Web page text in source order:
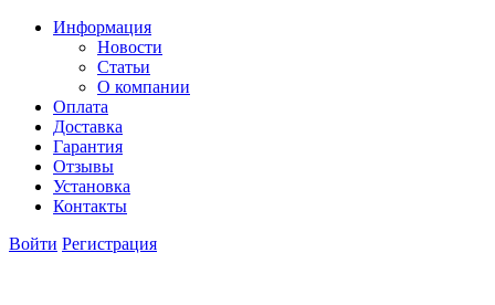
Информация
Новости
Статьи
О компании
Оплата
Доставка
Гарантия
Отзывы
Установка
Контакты
Войти Регистрация